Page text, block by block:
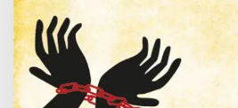
di
Myanmar